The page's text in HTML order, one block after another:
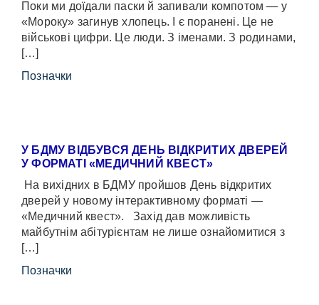
Поки ми доїдали паски й запивали компотом — у
«Мороку» загинув хлопець. І є поранені. Це не
військові цифри. Це люди. З іменами. З родинами,
[…]
Позначки
У БДМУ ВІДБУВСЯ ДЕНЬ ВІДКРИТИХ ДВЕРЕЙ
У ФОРМАТІ «МЕДИЧНИЙ КВЕСТ»
На вихідних в БДМУ пройшов День відкритих
дверей у новому інтерактивному форматі —
«Медичний квест». Захід дав можливість
майбутнім абітурієнтам не лише ознайомитися з
[…]
Позначки